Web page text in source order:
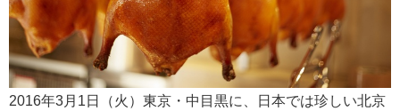
2016年3月1日（火）東京・中目黒に、日本では珍しい北京